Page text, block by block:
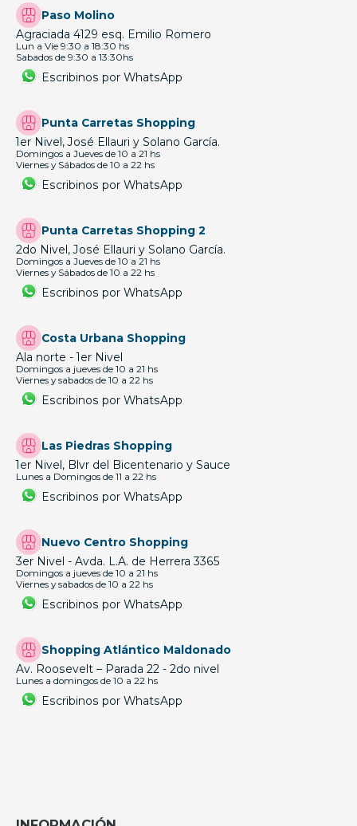
Paso Molino
Agraciada 4129 esq. Emilio Romero
Lun a Vie 9:30 a 18:30 hs
Sabados de 9:30 a 13:30hs
Escribinos por WhatsApp
Punta Carretas Shopping
1er Nivel, José Ellauri y Solano García.
Domingos a Jueves de 10 a 21 hs
Viernes y Sábados de 10 a 22 hs
Escribinos por WhatsApp
Punta Carretas Shopping 2
2do Nivel, José Ellauri y Solano García.
Domingos a Jueves de 10 a 21 hs
Viernes y Sábados de 10 a 22 hs
Escribinos por WhatsApp
Costa Urbana Shopping
Ala norte - 1er Nivel
Domingos a jueves de 10 a 21 hs
Viernes y sabados de 10 a 22 hs
Escribinos por WhatsApp
Las Piedras Shopping
1er Nivel, Blvr del Bicentenario y Sauce
Lunes a Domingos de 11 a 22 hs
Escribinos por WhatsApp
Nuevo Centro Shopping
3er Nivel - Avda. L.A. de Herrera 3365
Domingos a jueves de 10 a 21 hs
Viernes y sabados de 10 a 22 hs
Escribinos por WhatsApp
Shopping Atlántico Maldonado
Av. Roosevelt – Parada 22 - 2do nivel
Lunes a domingos de 10 a 22 hs
Escribinos por WhatsApp